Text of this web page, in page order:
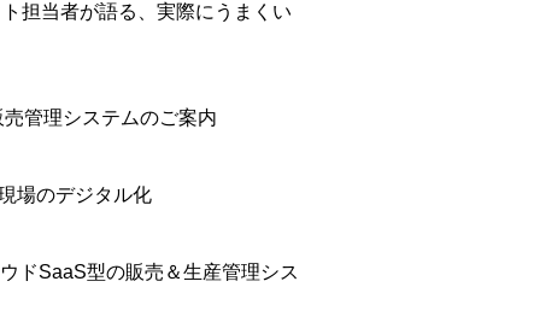
担当者が語る、実際にうまくい
管理システムのご案内
場のデジタル化
ドSaaS型の販売＆生産管理シス